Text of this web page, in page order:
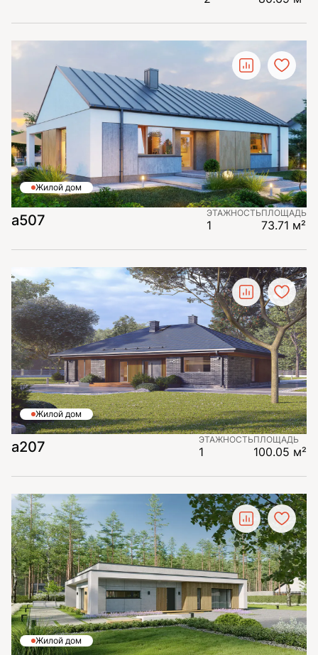
Жилой дом
а507 ЭТАЖНОСТЬ
1
ПЛОЩАДЬ
73.71 м²
Жилой дом
a207 ЭТАЖНОСТЬ
1
ПЛОЩАДЬ
100.05 м²
Жилой дом